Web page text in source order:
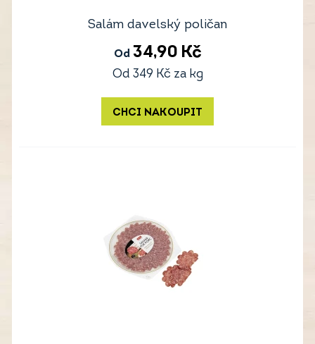
Salám davelský poličan
Od 34,90 Kč
Od 349 Kč za kg
CHCI NAKOUPIT